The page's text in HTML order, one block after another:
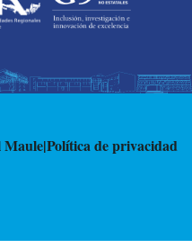
Maule|Política de privacidad